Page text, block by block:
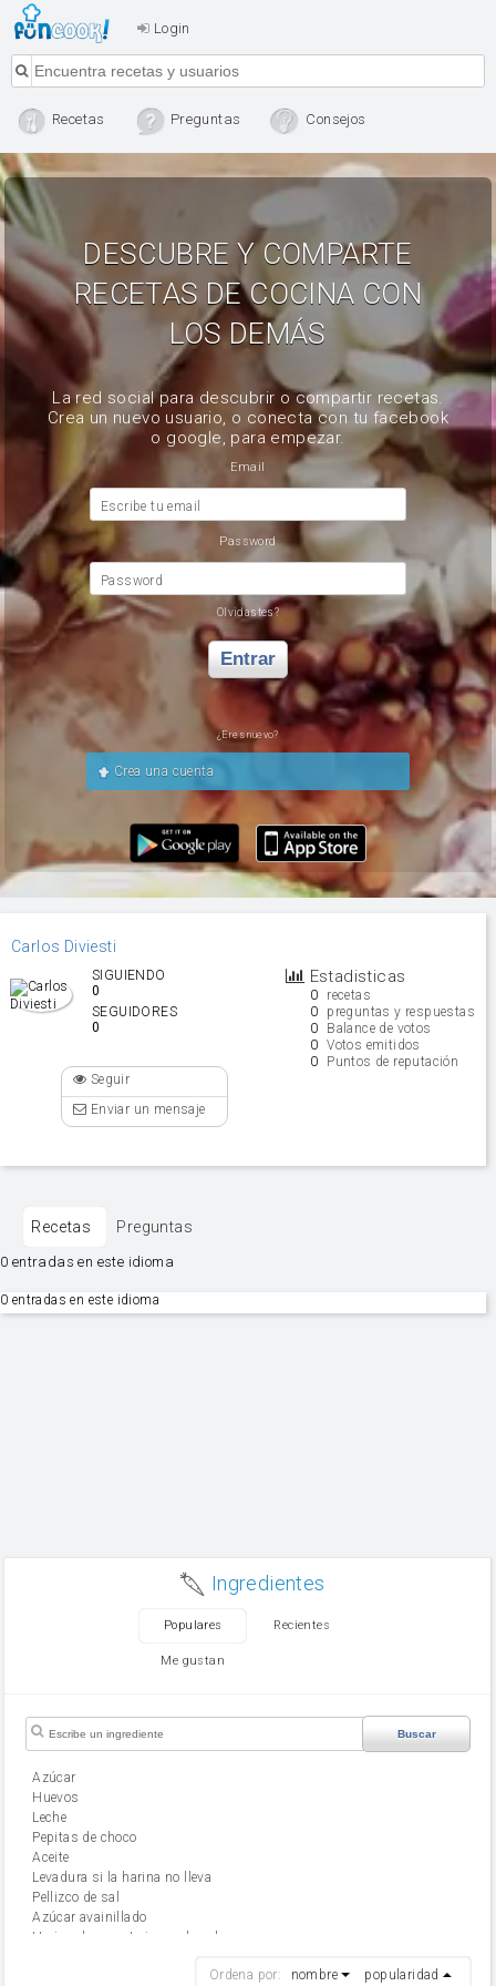
Login
Recetas Preguntas Consejos
DESCUBRE Y COMPARTE
RECETAS DE COCINA CON
LOS DEMÁS
La red social para descubrir o compartir recetas.
Crea un nuevo usuario, o conecta con tu facebook
o google, para empezar.
Email
Escribe tu email
Password
Password
Olvidastes?
Entrar
¿Eres nuevo?
Crea una cuenta
Carlos Diviesti
Estadisticas
0 recetas
0 preguntas y respuestas
0 Balance de votos
0 Votos emitidos
0 Puntos de reputación
SIGUIENDO
0
SEGUIDORES
0
Seguir
Enviar un mensaje
Recetas Preguntas
0 entradas en este idioma
0 entradas en este idioma
Ingredientes
Populares Recientes
Me gustan
Buscar
Azúcar
huevos
leche
Pepitas de choco
aceite
Levadura si la harina no lleva
Pellizco de sal
Azúcar avainillado
Harina de reposteria con levadura
Ordena por: nombre popularidad